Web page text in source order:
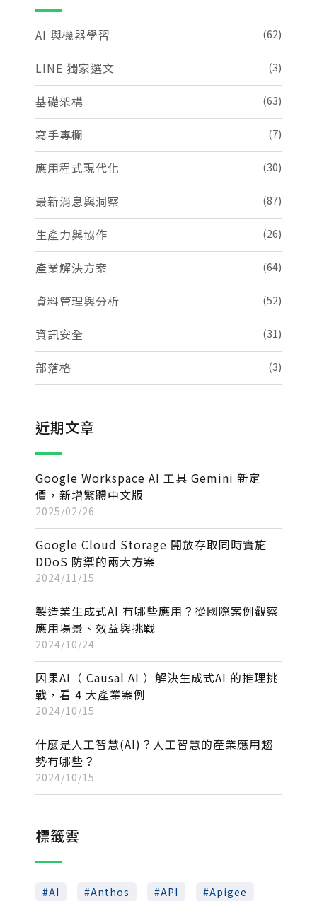
AI 與機器學習 (62)
LINE 獨家選文 (3)
基礎架構 (63)
寫手專欄 (7)
應用程式現代化 (30)
最新消息與洞察 (87)
生產力與協作 (26)
產業解決方案 (64)
資料管理與分析 (52)
資訊安全 (31)
部落格 (3)
近期文章
Google Workspace AI 工具 Gemini 新定
價，新增繁體中文版
2025/02/26
Google Cloud Storage 開放存取同時實施
DDoS 防禦的兩大方案
2024/11/15
製造業生成式AI 有哪些應用？從國際案例觀察
應用場景、效益與挑戰
2024/10/24
因果AI（ Causal AI ）解決生成式AI 的推理挑
戰，看 4 大產業案例
2024/10/15
什麼是人工智慧(AI)？人工智慧的產業應用趨
勢有哪些？
2024/10/15
標籤雲
AI Anthos API
Apigee